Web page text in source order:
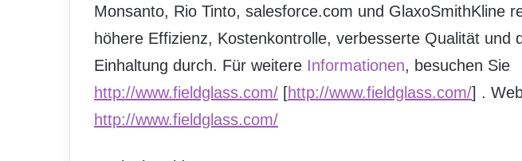
Monsanto, Rio Tinto, salesforce.com und GlaxoSmithKline
höhere Effizienz, Kostenkontrolle, verbesserte Qualität und
Einhaltung durch. Für weitere Informationen, besuchen Sie
http://www.fieldglass.com/ [http://www.fieldglass.com/] .
http://www.fieldglass.com/